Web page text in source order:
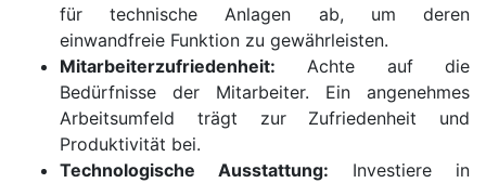
für technische Anlagen ab, um deren
einwandfreie Funktion zu gewährleisten.
Mitarbeiterzufriedenheit: Achte auf die
Bedürfnisse der Mitarbeiter. Ein angenehmes
Arbeitsumfeld trägt zur Zufriedenheit und
Produktivität bei.
Technologische Ausstattung: Investiere in